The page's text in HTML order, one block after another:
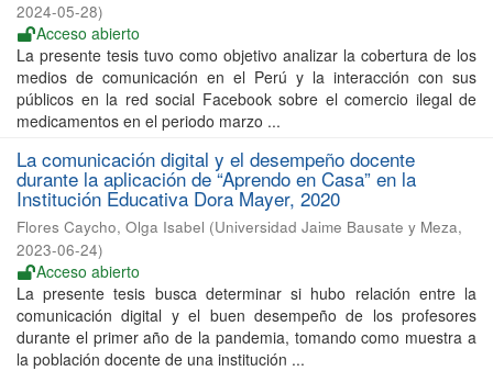
2024-05-28)
Acceso abierto
La presente tesis tuvo como objetivo analizar la cobertura de los
medios de comunicación en el Perú y la interacción con sus
públicos en la red social Facebook sobre el comercio ilegal de
medicamentos en el periodo marzo ...
La comunicación digital y el desempeño docente
durante la aplicación de “Aprendo en Casa” en la
Institución Educativa Dora Mayer, 2020
Flores Caycho, Olga Isabel (Universidad Jaime Bausate y Meza,
2023-06-24)
Acceso abierto
La presente tesis busca determinar si hubo relación entre la
comunicación digital y el buen desempeño de los profesores
durante el primer año de la pandemia, tomando como muestra a
la población docente de una institución ...